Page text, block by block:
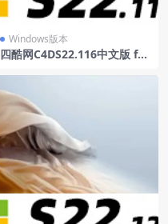
Windows版本
四酷网C4DS22.116中文版 for